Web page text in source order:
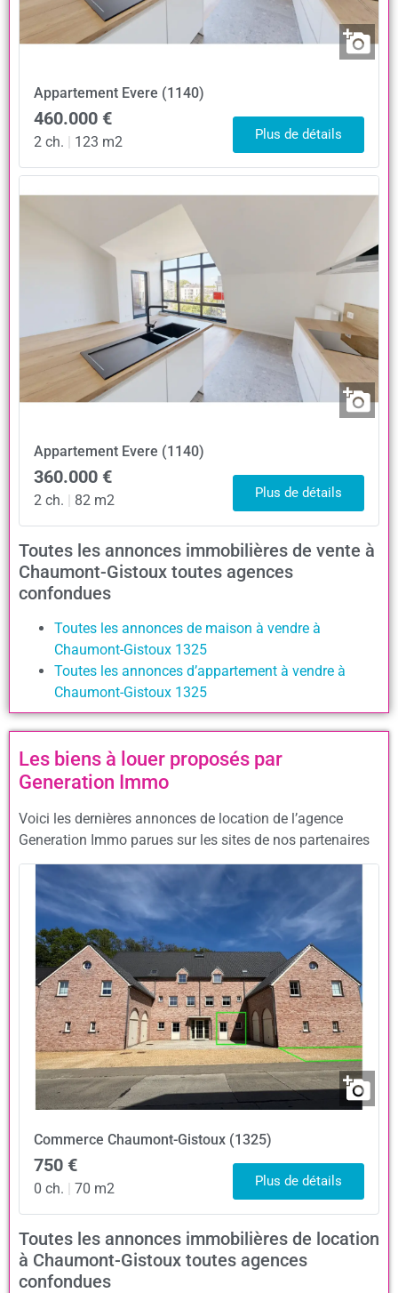
Appartement Evere (1140)
460.000 €
2 ch. | 123 m2 Plus de détails
Appartement Evere (1140)
360.000 €
2 ch. 82 m2 Plus de détails
Toutes les annonces immobilières de vente à
Chaumont-Gistoux toutes agences
confondues
Toutes les annonces de maison à vendre à
Chaumont-Gistoux 1325
Toutes les annonces d’appartement à vendre à
Chaumont-Gistoux 1325
Les biens à louer proposés par
Generation Immo
Voici les dernières annonces de location de l’agence
Generation Immo parues sur les sites de nos partenaires
Commerce Chaumont-Gistoux (1325)
750 €
0 ch. 70 m2 Plus de détails
Toutes les annonces immobilières de location
à Chaumont-Gistoux toutes agences
confondues